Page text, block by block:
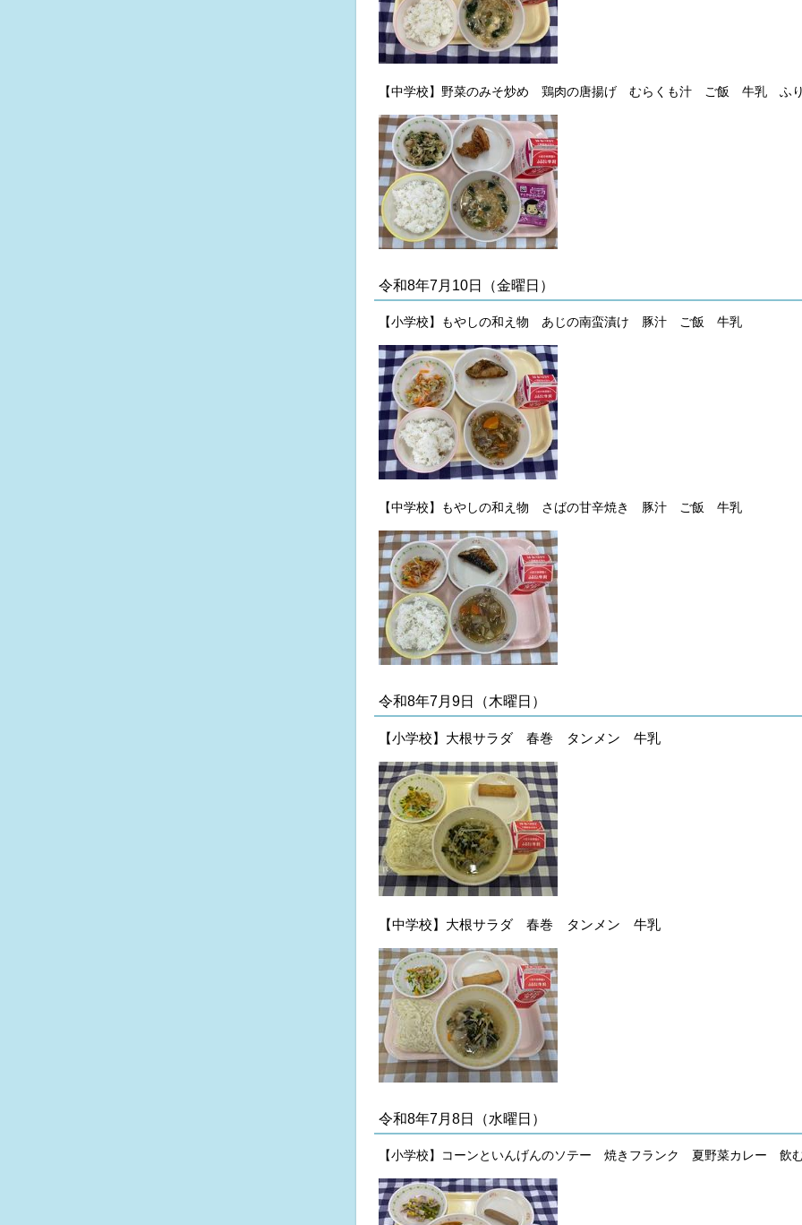
【中学校】 野菜のみそ炒め 鶏肉の唐揚げ むらくも汁 ご飯 牛乳 ふ
令和8年7月10日（金曜日）
【小学校】もやしの和え物 あじの南蛮漬け 豚汁 ご飯 牛乳
【中学校】 もやしの和え物 さばの甘辛焼き 豚汁 ご飯 牛乳
令和8年7月9日（木曜日）
【小学校】大根サラダ 春巻 タンメン 牛乳
【中学校】大根サラダ 春巻 タンメン 牛乳
令和8年7月8日（水曜日）
【小学校】コーンといんげんのソテー 焼きフランク 夏野菜カレー 飲